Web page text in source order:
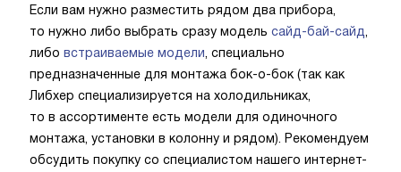
Если вам нужно разместить рядом два прибора,
то нужно либо выбрать сразу модель сайд-бай-сайд
либо встраиваемые модели , специально
предназначенные для монтажа бок-о-бок (так как
Либхер специализируется на холодильниках,
то в ассортименте есть модели для одиночного
монтажа, установки в колонну и рядом). Рекомендуем
обсудить покупку со специалистом нашего интернет-